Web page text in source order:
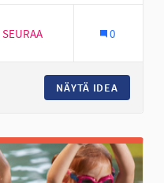
1 SEURAAJA
SEURAA 0
NÄYTÄ IDEA